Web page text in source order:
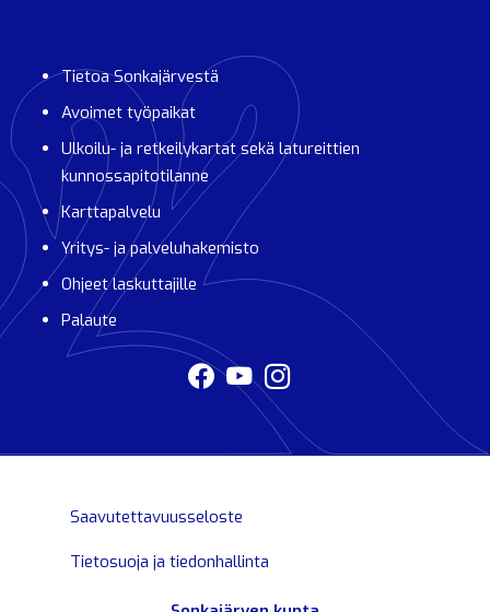
Tietoa Sonkajärvestä
Avoimet työpaikat
Ulkoilu- ja retkeilykartat sekä latureittien
kunnossapitotilanne
Karttapalvelu
Yritys- ja palveluhakemisto
Ohjeet laskuttajille
Palaute
Saavutettavuusseloste
Tietosuoja ja tiedonhallinta